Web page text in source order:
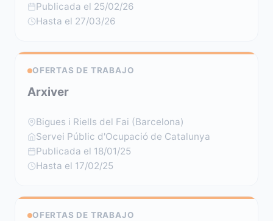
Publicada el 25/02/26
Hasta el 27/03/26
OFERTAS DE TRABAJO
Arxiver
Bigues i Riells del Fai (Barcelona)
Servei Públic d'Ocupació de Catalunya
Publicada el 18/01/25
Hasta el 17/02/25
OFERTAS DE TRABAJO